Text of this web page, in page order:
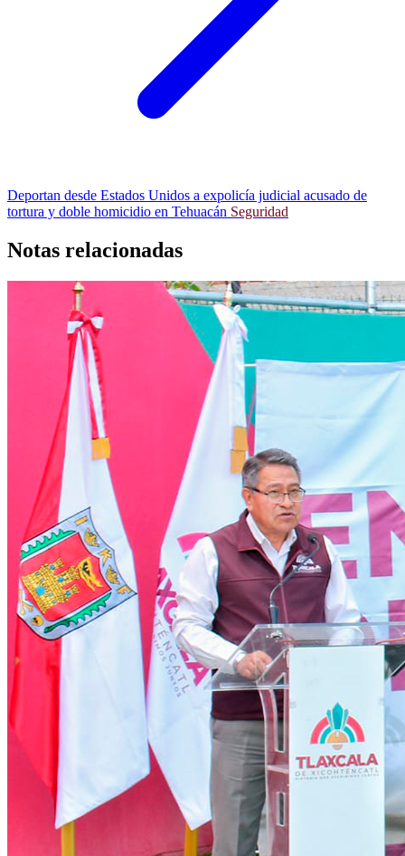
Deportan desde Estados Unidos a expolicía judicial acusado de
tortura y doble homicidio en Tehuacán Seguridad
Notas relacionadas